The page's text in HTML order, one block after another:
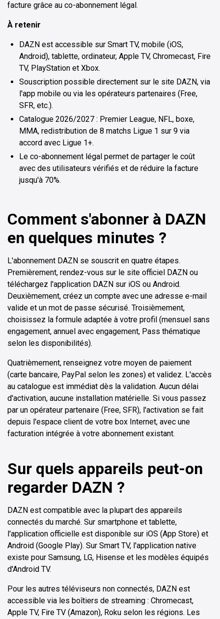
facture grâce au co-abonnement légal.
À retenir
DAZN est accessible sur Smart TV, mobile (iOS,
Android), tablette, ordinateur, Apple TV, Chromecast, Fire
TV, PlayStation et Xbox.
Souscription possible directement sur le site DAZN, via
l'app mobile ou via les opérateurs partenaires (Free,
SFR, etc.).
Catalogue 2026/2027 : Premier League, NFL, boxe,
MMA, redistribution de 8 matchs Ligue 1 sur 9 via
accord avec Ligue 1+.
Le co-abonnement légal permet de partager le coût
avec des utilisateurs vérifiés et de réduire la facture
jusqu'à 70%.
Comment s'abonner à DAZN
en quelques minutes ?
L'abonnement DAZN se souscrit en quatre étapes.
Premièrement, rendez-vous sur le site officiel DAZN ou
téléchargez l'application DAZN sur iOS ou Android.
Deuxièmement, créez un compte avec une adresse e-mail
valide et un mot de passe sécurisé. Troisièmement,
choisissez la formule adaptée à votre profil (mensuel sans
engagement, annuel avec engagement, Pass thématique
selon les disponibilités).
Quatrièmement, renseignez votre moyen de paiement
(carte bancaire, PayPal selon les zones) et validez. L'accès
au catalogue est immédiat dès la validation. Aucun délai
d'activation, aucune installation matérielle. Si vous passez
par un opérateur partenaire (Free, SFR), l'activation se fait
depuis l'espace client de votre box Internet, avec une
facturation intégrée à votre abonnement existant.
Sur quels appareils peut-on
regarder DAZN ?
DAZN est compatible avec la plupart des appareils
connectés du marché. Sur smartphone et tablette,
l'application officielle est disponible sur iOS (App Store) et
Android (Google Play). Sur Smart TV, l'application native
existe pour Samsung, LG, Hisense et les modèles équipés
d'Android TV.
Pour les autres téléviseurs non connectés, DAZN est
accessible via les boîtiers de streaming : Chromecast,
Apple TV, Fire TV (Amazon), Roku selon les régions. Les